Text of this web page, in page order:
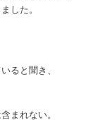
した。
ると聞き、
まれない。